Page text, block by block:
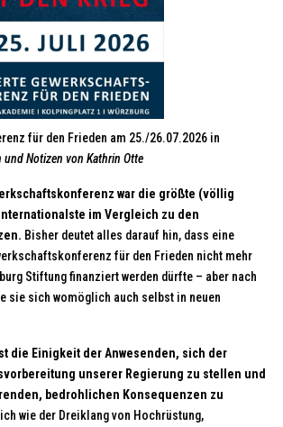
für den Frieden am 25./26.07.2026 in
und Notizen von Kathrin Otte
war die größte (völlig
im Vergleich zu den
Bisher deutet alles darauf hin, dass eine
für den Frieden nicht mehr
Stiftung finanziert werden dürfte – aber nach
sie sich womöglich auch selbst in neuen
die Einigkeit der Anwesenden, sich der
unserer Regierung zu stellen und
bedrohlichen Konsequenzen zu
wie der Dreiklang von Hochrüstung,